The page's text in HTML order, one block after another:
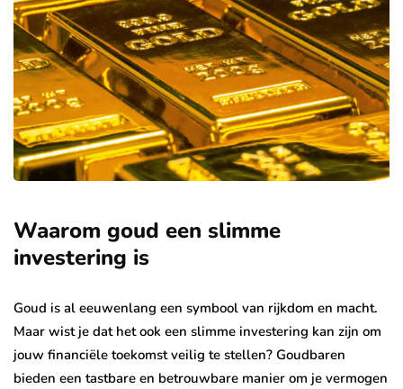
Waarom goud een slimme
investering is
Goud is al eeuwenlang een symbool van rijkdom en macht.
Maar wist je dat het ook een slimme investering kan zijn om
jouw financiële toekomst veilig te stellen? Goudbaren
bieden een tastbare en betrouwbare manier om je vermogen